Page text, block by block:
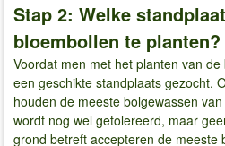
Stap 2: Welke
bloembollen te planten?
Voordat men met het planten van
een geschikte standplaats gezocht.
houden de meeste bolgewassen
wordt nog wel getolereerd, maar
grond betreft accepteren de meeste